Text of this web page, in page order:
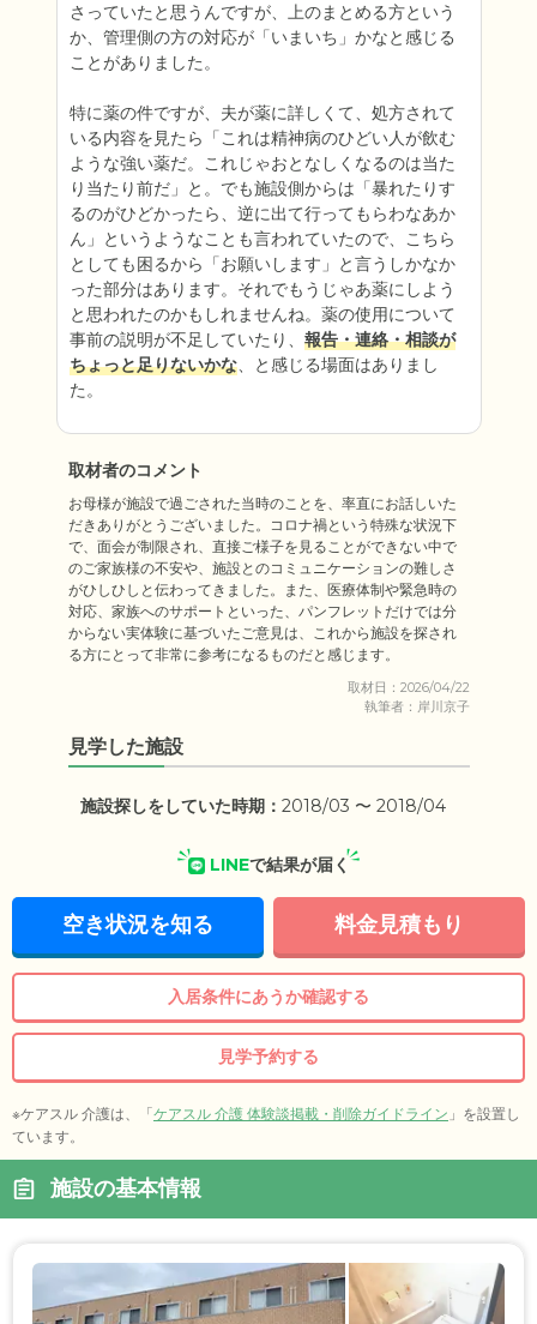
さっていたと思うんですが、上のまとめる方という
か、管理側の方の対応が「いまいち」かなと感じる
ことがありました。
特に薬の件ですが、夫が薬に詳しくて、処方されて
いる内容を見たら「これは精神病のひどい人が飲む
ような強い薬だ。これじゃおとなしくなるのは当た
り当たり前だ」と。でも施設側からは「暴れたりす
るのがひどかったら、逆に出て行ってもらわなあか
ん」というようなことも言われていたので、こちら
としても困るから「お願いします」と言うしかなか
った部分はあります。それでもうじゃあ薬にしよう
と思われたのかもしれませんね。薬の使用について
事前の説明が不足していたり、 報告・連絡・相談が
ちょっと足りないかな、と感じる場面はありまし
た。
取材者のコメント
お母様が施設で過ごされた当時のことを、率直にお話しいた
だきありがとうございました。コロナ禍という特殊な状況下
で、面会が制限され、直接ご様子を見ることができない中で
のご家族様の不安や、施設とのコミュニケーションの難しさ
がひしひしと伝わってきました。また、医療体制や緊急時の
対応、家族へのサポートといった、パンフレットだけでは分
からない実体験に基づいたご意見は、これから施設を探され
る方にとって非常に参考になるものだと感じます。
取材日：2026/04/22
執筆者：岸川京子
見学した施設
施設探しをしていた時期： 2018/03 〜 2018/04
LINEで結果が届く
空き状況を知る 料金見積もり
入居条件にあうか確認する
見学予約する
※ケアスル 介護は、「ケアスル 介護 体験談掲載・削除ガイドライン 」を設置し
ています。
施設の基本情報